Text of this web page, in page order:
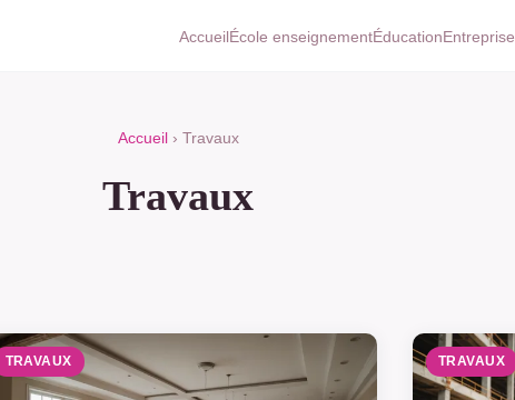
AccueilÉcole enseignementÉducationEntreprise
Accueil › Travaux
Travaux
TRAVAUX TRAVAUX